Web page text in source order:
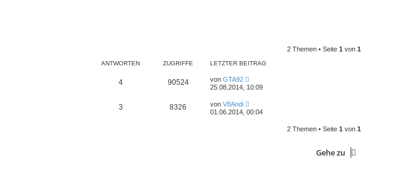
2 Themen • Seite 1 von 1
ANTWORTEN ZUGRIFFE LETZTER BEITRAG
4 90524 von GTA92
25.08.2014, 10:09
3 8326 von V8Andi
01.06.2014, 00:04
2 Themen • Seite 1 von 1
Gehe zu